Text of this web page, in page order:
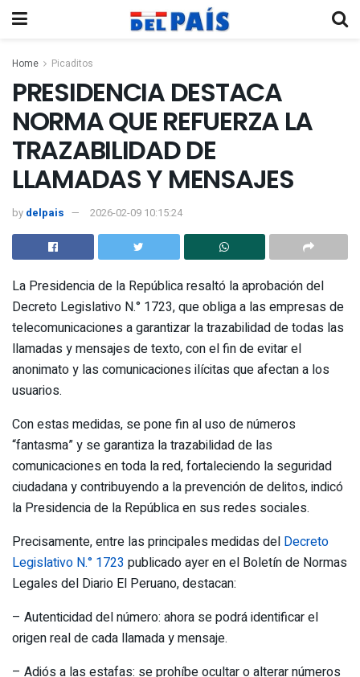
Home Picaditos
PRESIDENCIA DESTACA
NORMA QUE REFUERZA LA
TRAZABILIDAD DE
LLAMADAS Y MENSAJES
by delpais 2026-02-09 10:15:24
La Presidencia de la República resaltó la aprobación del
Decreto Legislativo N.° 1723, que obliga a las empresas de
telecomunicaciones a garantizar la trazabilidad de todas las
llamadas y mensajes de texto, con el fin de evitar el
anonimato y las comunicaciones ilícitas que afectan a los
usuarios.
Con estas medidas, se pone fin al uso de números
“fantasma” y se garantiza la trazabilidad de las
comunicaciones en toda la red, fortaleciendo la seguridad
ciudadana y contribuyendo a la prevención de delitos, indicó
la Presidencia de la República en sus redes sociales.
Precisamente, entre las principales medidas del Decreto
Legislativo N.° 1723 publicado ayer en el Boletín de Normas
Legales del Diario El Peruano, destacan:
– Autenticidad del número: ahora se podrá identificar el
origen real de cada llamada y mensaje.
– Adiós a las estafas: se prohíbe ocultar o alterar números